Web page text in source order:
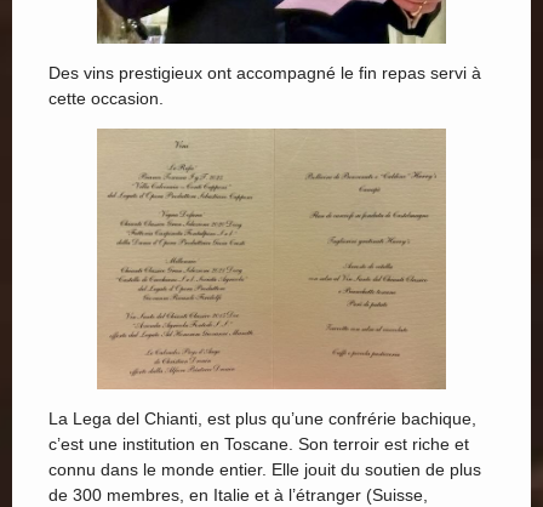
Des vins prestigieux ont accompagné le fin repas servi à
cette occasion.
La Lega del Chianti, est plus qu’une confrérie bachique,
c’est une institution en Toscane. Son terroir est riche et
connu dans le monde entier. Elle jouit du soutien de plus
de 300 membres, en Italie et à l’étranger (Suisse,